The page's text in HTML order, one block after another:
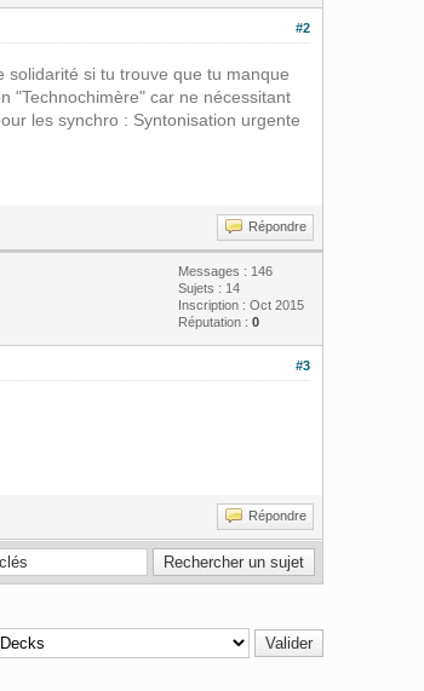
#2
solidarité si tu trouve que tu manque
"Technochimère" car ne nécessitant
les synchro : Syntonisation urgente
Répondre
Messages : 146
Sujets : 14
Inscription : Oct 2015
Réputation : 0
#3
Répondre